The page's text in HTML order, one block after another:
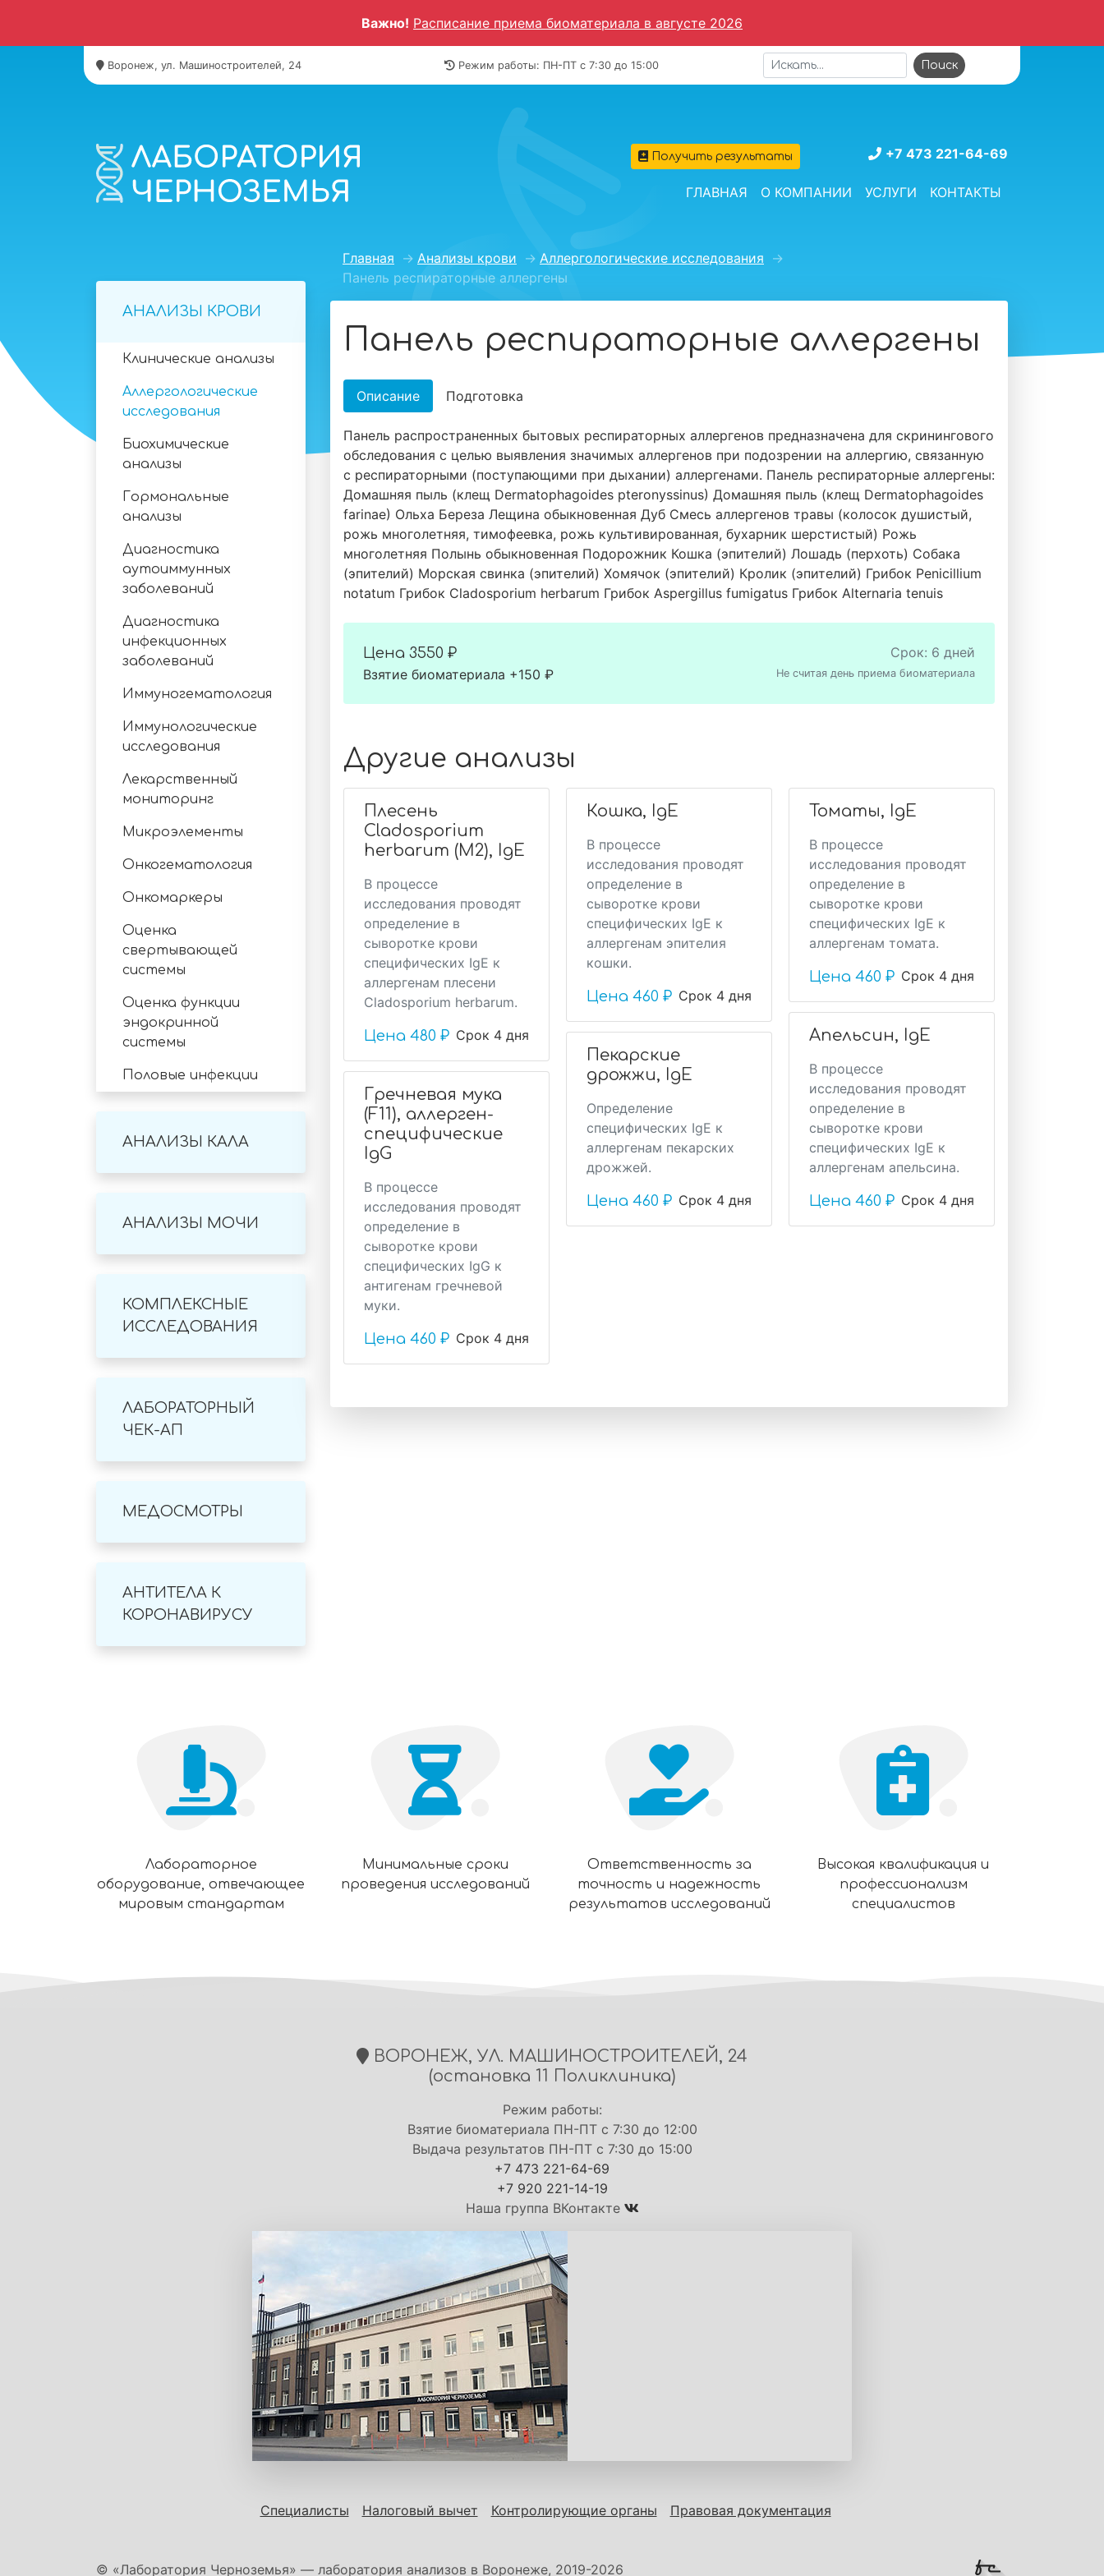
Важно! Расписание приема биоматериала в августе 2026
Воронеж, ул. Машиностроителей, 24 Режим работы: ПН-ПТ c 7:30 до 15:00
Получить результаты +7 473 221-64-69
ГЛАВНАЯ О КОМПАНИИ УСЛУГИ КОНТАКТЫ
АНАЛИЗЫ КРОВИ
Клинические анализы
Аллергологические
исследования
Биохимические
анализы
Гормональные
анализы
Диагностика
аутоиммунных
заболеваний
Диагностика
инфекционных
заболеваний
Иммуногематология
Иммунологические
исследования
Лекарственный
мониторинг
Микроэлементы
Онкогематология
Онкомаркеры
Оценка
свертывающей
системы
Оценка функции
эндокринной
системы
Половые инфекции
АНАЛИЗЫ КАЛА
АНАЛИЗЫ МОЧИ
КОМПЛЕКСНЫЕ
ИССЛЕДОВАНИЯ
ЛАБОРАТОРНЫЙ
ЧЕК-АП
МЕДОСМОТРЫ
АНТИТЕЛА К
КОРОНАВИРУСУ
Главная → Анализы крови → Аллергологические исследования →
Панель респираторные аллергены
Панель респираторные аллергены
Описание Подготовка
Панель распространенных бытовых респираторных аллергенов предназначена для скринингового
обследования с целью выявления значимых аллергенов при подозрении на аллергию, связанную
с респираторными (поступающими при дыхании) аллергенами. Панель респираторные аллергены:
Домашняя пыль (клещ Dermatophagoides pteronyssinus) Домашняя пыль (клещ Dermatophagoides
farinae) Ольха Береза Лещина обыкновенная Дуб Смесь аллергенов травы (колосок душистый,
рожь многолетняя, тимофеевка, рожь культивированная, бухарник шерстистый) Рожь
многолетняя Полынь обыкновенная Подорожник Кошка (эпителий) Лошадь (перхоть) Собака
(эпителий) Морская свинка (эпителий) Хомячок (эпителий) Кролик (эпителий) Грибок Penicillium
notatum Грибок Cladosporium herbarum Грибок Aspergillus fumigatus Грибок Alternaria tenuis
Цена 3550 ₽
Взятие биоматериала +150 ₽
Срок: 6 дней
Не считая день приема биоматериала
Другие анализы
Плесень
Cladosporium
herbarum (M2), IgE
В процессе
исследования проводят
определение в
сыворотке крови
специфических IgE к
аллергенам плесени
Cladosporium herbarum.
Срок 4 дня
Цена 480 ₽
Гречневая мука
(F11), аллерген-
специфические
IgG
В процессе
исследования проводят
определение в
сыворотке крови
специфических IgG к
антигенам гречневой
муки.
Срок 4 дня
Цена 460 ₽
Кошка, IgE
В процессе
исследования проводят
определение в
сыворотке крови
специфических IgE к
аллергенам эпителия
кошки.
Срок 4 дня
Цена 460 ₽
Пекарские
дрожжи, IgE
Определение
специфических IgE к
аллергенам пекарских
дрожжей.
Срок 4 дня
Цена 460 ₽
Томаты, IgE
В процессе
исследования проводят
определение в
сыворотке крови
специфических IgE к
аллергенам томата.
Срок 4 дня
Цена 460 ₽
Апельсин, IgE
В процессе
исследования проводят
определение в
сыворотке крови
специфических IgE к
аллергенам апельсина.
Срок 4 дня
Цена 460 ₽
Лабораторное
оборудование, отвечающее
мировым стандартам
Минимальные сроки
проведения исследований
Ответственность за
точность и надежность
результатов исследований
Высокая квалификация и
профессионализм
специалистов
ВОРОНЕЖ, УЛ. МАШИНОСТРОИТЕЛЕЙ, 24
(остановка 11 Поликлиника)
Режим работы:
Взятие биоматериала ПН-ПТ с 7:30 до 12:00
Выдача результатов ПН-ПТ с 7:30 до 15:00
+7 473 221-64-69
+7 920 221-14-19
Наша группа ВКонтакте
Специалисты Налоговый вычет Контролирующие органы Правовая документация
© «Лаборатория Черноземья» — лаборатория анализов в Воронеже, 2019-2026